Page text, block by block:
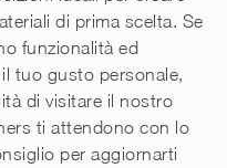
di prima scelta. Se
funzionalità ed
tuo gusto personale,
di visitare il nostro
ti attendono con lo
per aggiornarti